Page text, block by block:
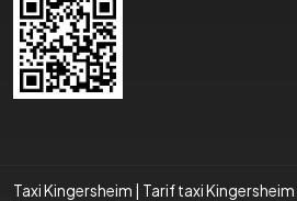
Taxi Kingersheim | Tarif taxi Kingersheim